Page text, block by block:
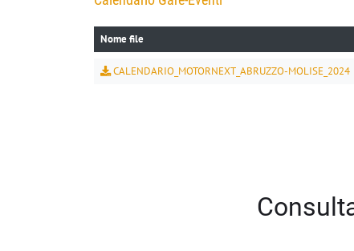
Nome file
CALENDARIO_MOTORNEXT_ABRUZZO-MOLISE_2024